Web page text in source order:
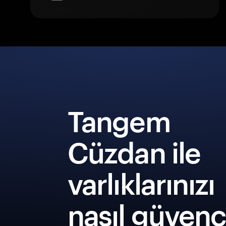
Tangem
Cüzdan ile
varlıklarınızı
nasıl